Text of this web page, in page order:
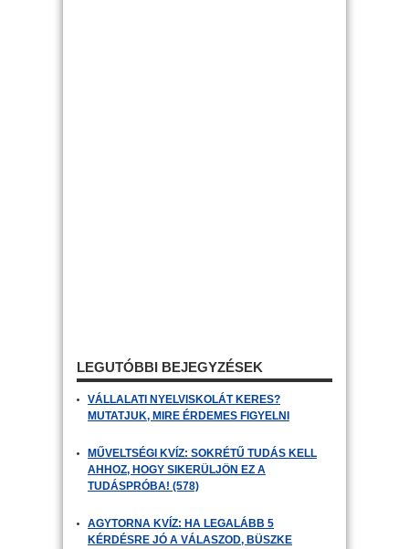
LEGUTÓBBI BEJEGYZÉSEK
VÁLLALATI NYELVISKOLÁT KERES?
MUTATJUK, MIRE ÉRDEMES FIGYELNI
MŰVELTSÉGI KVÍZ: SOKRÉTŰ TUDÁS KELL
AHHOZ, HOGY SIKERÜLJÖN EZ A
TUDÁSPRÓBA! (578)
AGYTORNA KVÍZ: HA LEGALÁBB 5
KÉRDÉSRE JÓ A VÁLASZOD, BÜSZKE